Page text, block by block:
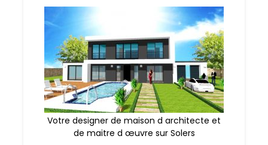
Votre designer de maison d architecte et
de maitre d œuvre sur Solers